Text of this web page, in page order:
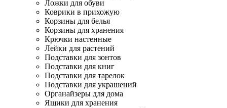
Ложки для обуви
Коврики в прихожую
Корзины для белья
Корзины для хранения
Крючки настенные
Лейки для растений
Подставки для зонтов
Подставки для книг
Подставки для тарелок
Подставки для украшений
Органайзеры для дома
Ящики для хранения